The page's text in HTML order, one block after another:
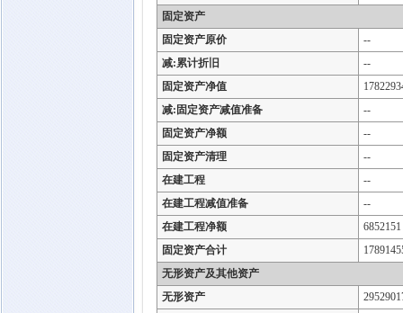
固定资产
固定资产原价
--
减:累计折旧
--
固定资产净值
减:固定资产减值准备
--
固定资产净额
--
固定资产清理
--
在建工程
--
在建工程减值准备
--
在建工程净额
6852151
固定资产合计
无形资产及其他资产
无形资产